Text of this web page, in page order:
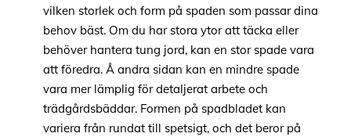
vilken storlek och form på spaden som passar dina
behov bäst. Om du har stora ytor att täcka eller
behöver hantera tung jord, kan en stor spade vara
att föredra. Å andra sidan kan en mindre spade
vara mer lämplig för detaljerat arbete och
trädgårdsbäddar. Formen på spadbladet kan
variera från rundat till spetsigt, och det beror på